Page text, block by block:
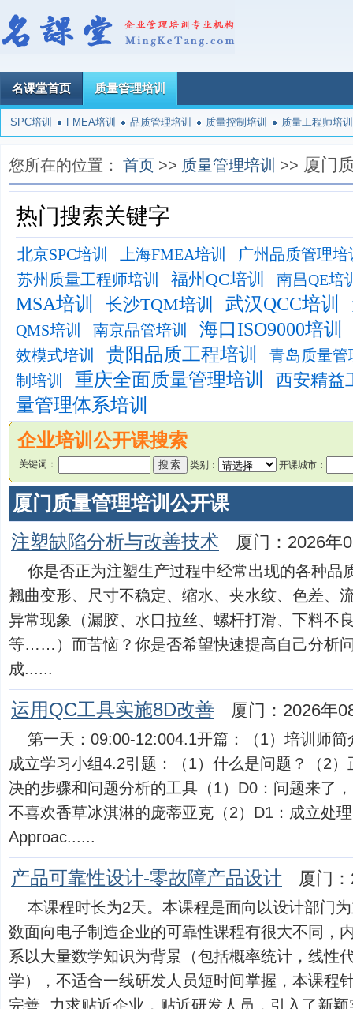
名课堂首页 质量管理培训
SPC培训 FMEA培训 品质管理培训 质量控制培训 质量工程师培训
您所在的位置： 首页 >> 质量管理培训 >> 厦门
热门搜索关键字
北京SPC培训 上海FMEA培训
广州品质管理培
苏州质量工程师培训
福州QC培训 南昌QE培
MSA培训 长沙TQM培训 武汉QCC培训
QMS培训 南京品管培训 海口ISO9000培训
效模式培训 贵阳品质工程培训
青岛质量管
制培训
重庆全面质量管理培训 西安精益
量管理体系培训
企业培训公开课搜索
关键词： 类别： 开课城市：
厦门质量管理培训公开课
注塑缺陷分析与改善技术 厦门：2026年
你是否正为注塑生产过程中经常出现的各种品
翘曲变形、尺寸不稳定、缩水、夹水纹、色差
异常现象（漏胶、水口拉丝、螺杆打滑、下料不
等……）而苦恼？你是否希望快速提高自己分析
成......
运用QC工具实施8D改善 厦门：2026年
第一天：09:00-12:004.1开篇：（1）培训师
成立学习小组4.2引题：（1）什么是问题？（2
决的步骤和问题分析的工具（1）D0：问题来了
不喜欢香草冰淇淋的庞蒂亚克（2）D1：成立处
Approac......
产品可靠性设计-零故障产品设计 厦门
本课程时长为2天。本课程是面向以设计部门
数面向电子制造企业的可靠性课程有很大不同，
系以大量数学知识为背景（包括概率统计，线性
学），不适合一线研发人员短时间掌握，本课程
完善, 力求贴近企业，贴近研发人员，引入了新